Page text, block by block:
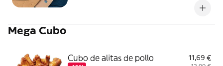
Mega Cubo
Cubo de alitas de pollo 11,69 €